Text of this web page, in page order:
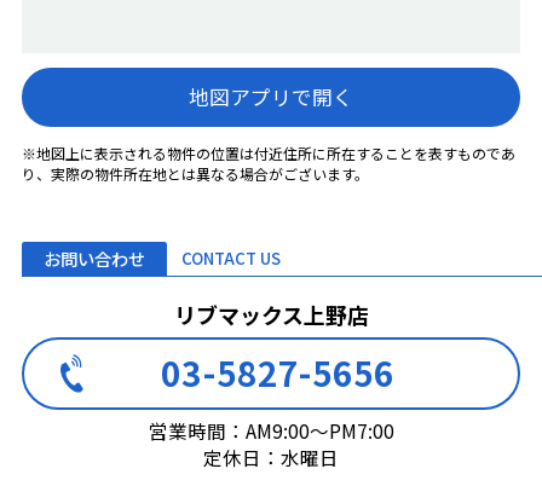
地図アプリで開く
※地図上に表示される物件の位置は付近住所に所在することを表すものであ
り、実際の物件所在地とは異なる場合がございます。
お問い合わせ CONTACT US
リブマックス上野店
03-5827-5656
営業時間：AM9:00～PM7:00
定休日：水曜日